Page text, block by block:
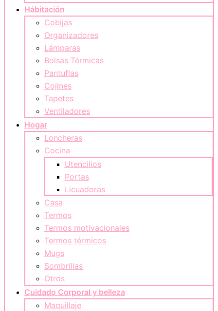
Hábitación
Cobijas
Organizadores
Lámparas
Bolsas Térmicas
Pantuflas
Cojines
Tapetes
Ventiladores
Hogar
Loncheras
Cocina
Utencilios
Portas
Licuadoras
Casa
Termos
Termos motivacionales
Termos térmicos
Mugs
Sombrillas
Otros
Cuidado Corporal y belleza
Maquillaje